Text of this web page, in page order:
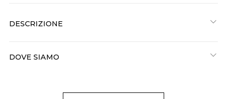
DESCRIZIONE
DOVE SIAMO